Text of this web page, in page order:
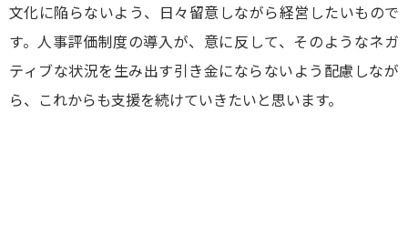
文化に陥らないよう、日々留意しながら経営したいもので
す。人事評価制度の導入が、意に反して、そのようなネガ
ティブな状況を生み出す引き金にならないよう配慮しなが
ら、これからも支援を続けていきたいと思います。